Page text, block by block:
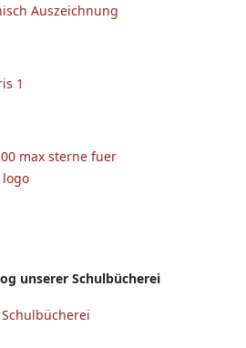
unserer Schulbücherei